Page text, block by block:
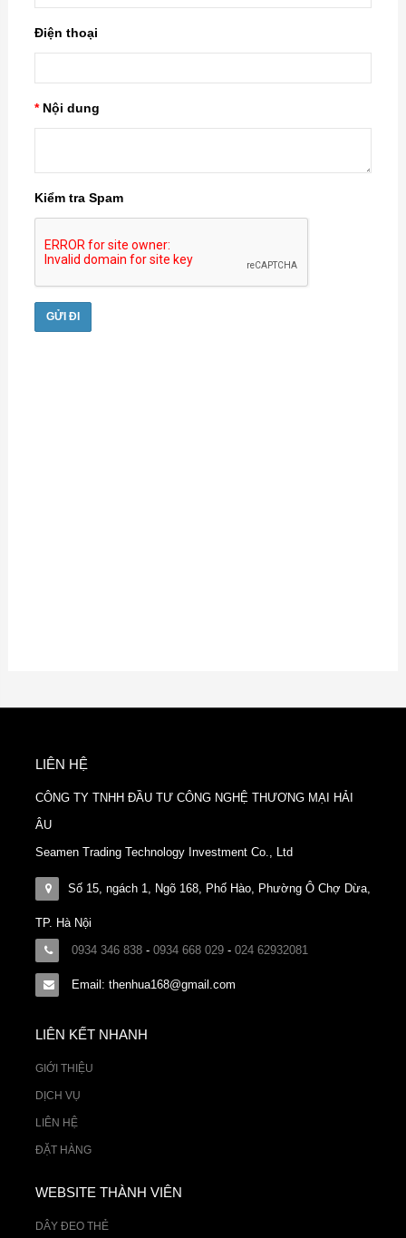
Điện thoại
Nội dung
Kiểm tra Spam
GỬI ĐI
LIÊN HỆ
CÔNG TY TNHH ĐẦU TƯ CÔNG NGHỆ THƯƠNG MẠI HẢI
ÂU
Seamen Trading Technology Investment Co., Ltd
Số 15, ngách 1, Ngõ 168, Phố Hào, Phường Ô Chợ Dừa,
TP. Hà Nội
0934 346 838 - 0934 668 029 - 024 62932081
Email: thenhua168@gmail.com
LIÊN KẾT NHANH
GIỚI THIỆU
DỊCH VỤ
LIÊN HỆ
ĐẶT HÀNG
WEBSITE THÀNH VIÊN
DÂY ĐEO THẺ